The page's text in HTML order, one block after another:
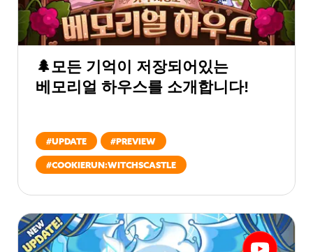
🌲모든 기억이 저장되어있는
베모리얼 하우스를 소개합니다!
#UPDATE #PREVIEW
#COOKIERUN:WITCHSCASTLE